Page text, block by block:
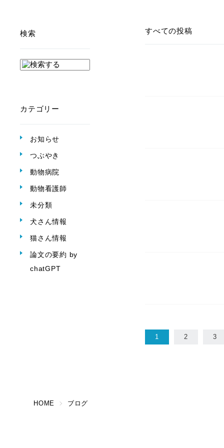
検索
カテゴリー
お知らせ
つぶやき
動物病院
動物看護師
未分類
犬さん情報
猫さん情報
論文の要約 by
chatGPT
すべての投稿
1 2 3
HOME ブログ